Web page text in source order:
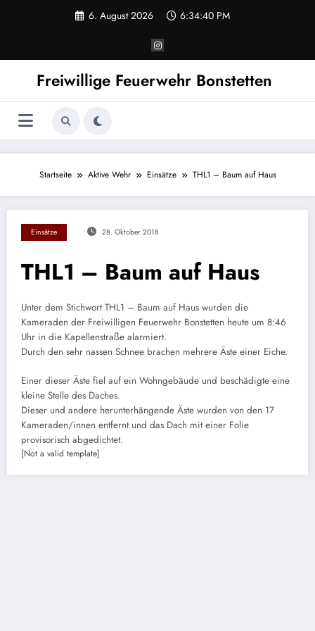
6. August 2026 6:34:40 PM
Freiwillige Feuerwehr Bonstetten
Startseite Aktive Wehr Einsätze THL1 – Baum auf Haus
Einsätze 28. Oktober 2018
THL1 – Baum auf Haus
Unter dem Stichwort THL1 – Baum auf Haus wurden die
Kameraden der Freiwilligen Feuerwehr Bonstetten heute um 8:46
Uhr in die Kapellenstraße alarmiert.
Durch den sehr nassen Schnee brachen mehrere Äste einer Eiche.
Einer dieser Äste fiel auf ein Wohngebäude und beschädigte eine
kleine Stelle des Daches.
Dieser und andere herunterhängende Äste wurden von den 17
Kameraden/innen entfernt und das Dach mit einer Folie
provisorisch abgedichtet.
[Not a valid template]